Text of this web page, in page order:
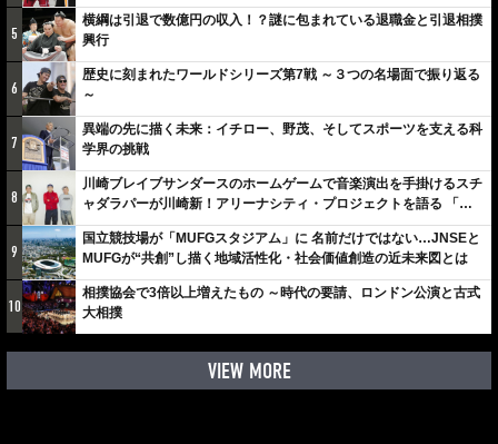
5
横綱は引退で数億円の収入！？謎に包まれている退職金と引退相撲
興行
6
歴史に刻まれたワールドシリーズ第7戦 ～３つの名場面で振り返る
～
7
異端の先に描く未来：イチロー、野茂、そしてスポーツを支える科
学界の挑戦
8
川崎ブレイブサンダースのホームゲームで音楽演出を手掛けるスチ
ャダラパーが川崎新！アリーナシティ・プロジェクトを語る 「楽
しみでしかないでしょ。川崎は、ずっと成長曲線だから」
9
国立競技場が「MUFGスタジアム」に 名前だけではない…JNSEと
MUFGが“共創”し描く地域活性化・社会価値創造の近未来図とは
10
相撲協会で3倍以上増えたもの ～時代の要請、ロンドン公演と古式
大相撲
VIEW MORE